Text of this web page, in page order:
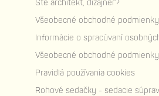
Ste architekt, dizajnér?
Všeobecné obchodné podmienky
Informácie o spracúvaní
Všeobecné obchodné
Pravidlá používania cookies
Rohové sedačky - sedacie